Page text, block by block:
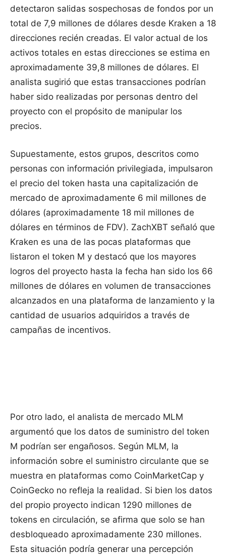
detectaron salidas sospechosas de fondos por un
total de 7,9 millones de dólares desde Kraken a 18
direcciones recién creadas. El valor actual de los
activos totales en estas direcciones se estima en
aproximadamente 39,8 millones de dólares. El
analista sugirió que estas transacciones podrían
haber sido realizadas por personas dentro del
proyecto con el propósito de manipular los
precios.
Supuestamente, estos grupos, descritos como
personas con información privilegiada, impulsaron
el precio del token hasta una capitalización de
mercado de aproximadamente 6 mil millones de
dólares (aproximadamente 18 mil millones de
dólares en términos de FDV). ZachXBT señaló que
Kraken es una de las pocas plataformas que
listaron el token M y destacó que los mayores
logros del proyecto hasta la fecha han sido los 66
millones de dólares en volumen de transacciones
alcanzados en una plataforma de lanzamiento y la
cantidad de usuarios adquiridos a través de
campañas de incentivos.
Por otro lado, el analista de mercado MLM
argumentó que los datos de suministro del token
M podrían ser engañosos. Según MLM, la
información sobre el suministro circulante que se
muestra en plataformas como CoinMarketCap y
CoinGecko no refleja la realidad. Si bien los datos
del propio proyecto indican 1290 millones de
tokens en circulación, se afirma que solo se han
desbloqueado aproximadamente 230 millones.
Esta situación podría generar una percepción